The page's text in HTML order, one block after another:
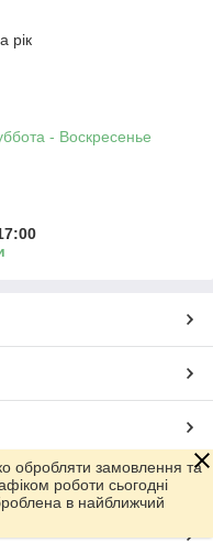
рік
- Воскресенье
обробляти замовлення та
роботи сьогодні
в найближчий